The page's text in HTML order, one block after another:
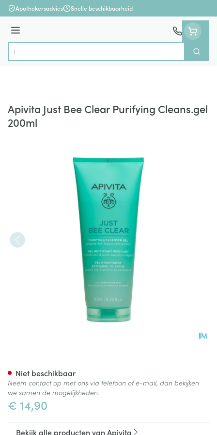
Ga naar de inhoud
Apothekersadvies Snelle beschikbaarheid
Menu
Product, merk, categorie...
Zoek
Apivita Just Bee Clear Purifying Cleans.gel
200ml
€ 14,90
Niet beschikbaar
Neem contact op met ons via telefoon of e-mail, dan bekijken
we samen de mogelijkheden.
Bekijk alle producten van Apivita